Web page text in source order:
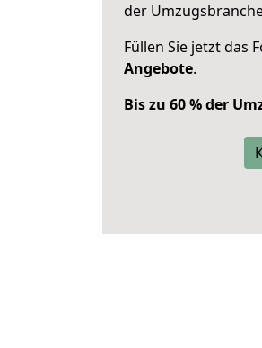
der
Füllen Sie jetzt das
Angebote.
Bis zu 60 % der